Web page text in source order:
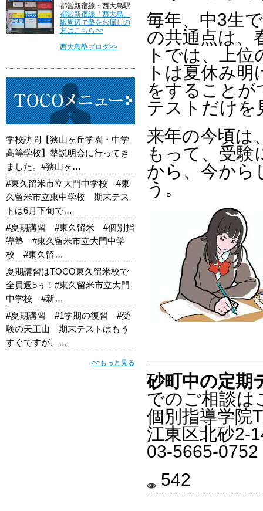
毎年、中3生
の共通点は、
トでは、上
トは夏休み
をすることが
テストだけを
来年の今頃は
もって、受
から、今から
う。
砂町中の定期
でのご相談は
個別指導学
江東区北砂2-
03-5665-0752
542
都営新宿線・西大島駅
都営新宿線「西大島」
駅周辺で塾をお探しの
方はこちら>>
西大島塾ブログ>>
学校訪問【狭山ヶ丘学園・中学
高等学校】塾説明会に行ってき
ました。#狭山ヶ…
#東久留米市立大門中学校 #東
久留米市立東中学校 期末テス
トは6月下旬で…
#夏期講習 #東久留米 #個別指
導塾 #東久留米市立大門中学
校 #東久留…
夏期講習はTOCO東久留米校で
全員週5ぅ！#東久留米市立大門
中学校 #新…
#夏期講習 #1学期の復習 #受
験の天王山 期末テストはもう
すぐですが、…
>>もっと見る